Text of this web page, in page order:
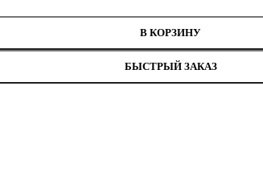
В КОРЗИНУ
БЫСТРЫЙ ЗАКАЗ